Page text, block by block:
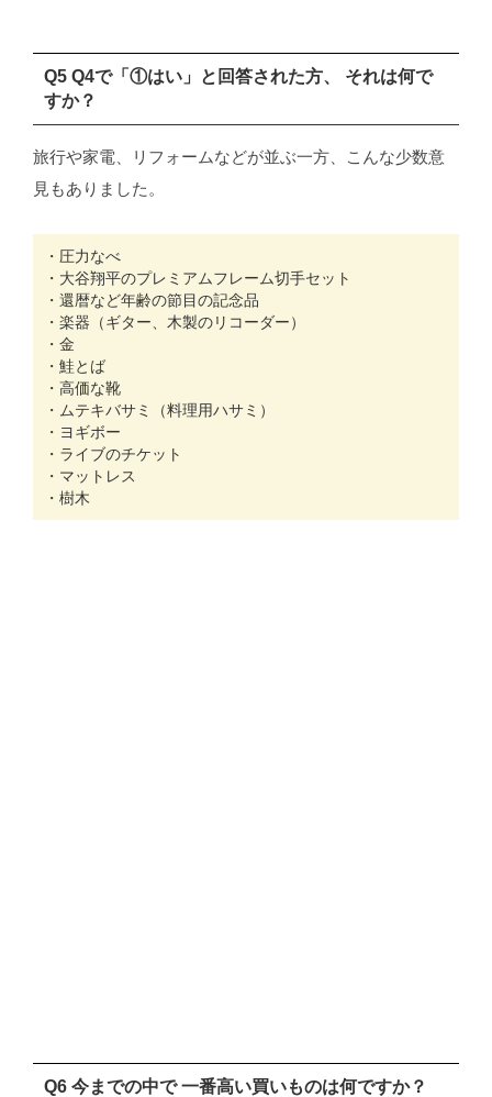
Q5 Q4で「①はい」と回答された方、 それは何で
すか？
旅行や家電、リフォームなどが並ぶ一方、こんな少数意
見もありました。
・圧力なべ
・大谷翔平のプレミアムフレーム切手セット
・還暦など年齢の節目の記念品
・楽器（ギター、木製のリコーダー）
・金
・鮭とば
・高価な靴
・ムテキバサミ（料理用ハサミ）
・ヨギボー
・ライブのチケット
・マットレス
・樹木
Q6 今までの中で 一番高い買いものは何ですか？